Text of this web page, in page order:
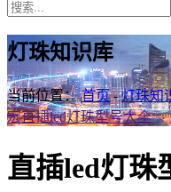
灯珠知识库
当前位置：首页-灯珠知
宏直插led灯珠型号大全
直插led灯珠